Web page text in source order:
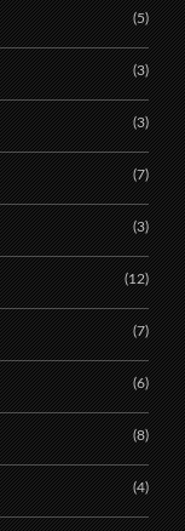
(5)
(3)
(3)
(7)
(3)
(12)
(7)
(6)
(8)
(4)